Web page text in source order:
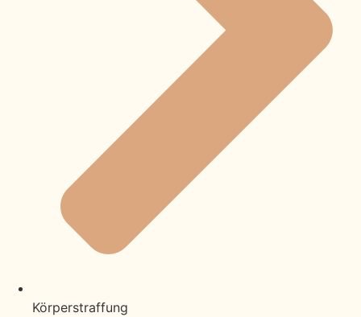
Körperstraffung